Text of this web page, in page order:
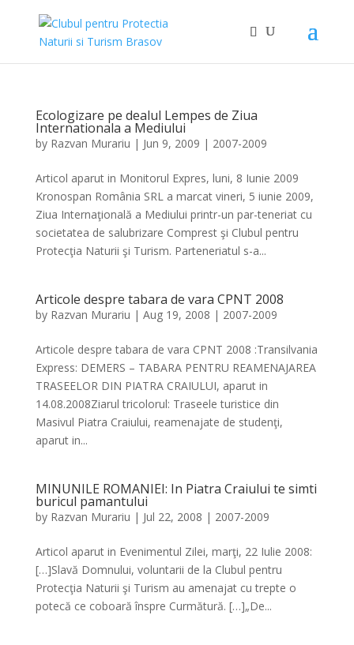
Ecologizare pe dealul Lempes de Ziua
Internationala a Mediului
by Razvan Murariu | Jun 9, 2009 | 2007-2009
Articol aparut in Monitorul Expres, luni, 8 Iunie 2009
Kronospan România SRL a marcat vineri, 5 iunie 2009,
Ziua Internaţională a Mediului printr-un par-teneriat cu
societatea de salubrizare Comprest şi Clubul pentru
Protecţia Naturii şi Turism. Parteneriatul s-a...
Articole despre tabara de vara CPNT 2008
by Razvan Murariu | Aug 19, 2008 | 2007-2009
Articole despre tabara de vara CPNT 2008 :Transilvania
Express: DEMERS – TABARA PENTRU REAMENAJAREA
TRASEELOR DIN PIATRA CRAIULUI, aparut in
14.08.2008Ziarul tricolorul: Traseele turistice din
Masivul Piatra Craiului, reamenajate de studenţi,
aparut in...
MINUNILE ROMANIEI: In Piatra Craiului te simti
buricul pamantului
by Razvan Murariu | Jul 22, 2008 | 2007-2009
Articol aparut in Evenimentul Zilei, marţi, 22 Iulie 2008:
[…]Slavă Domnului, voluntarii de la Clubul pentru
Protecţia Naturii şi Turism au amenajat cu trepte o
potecă ce coboară înspre Curmătură. […]„De...